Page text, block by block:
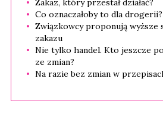
Zakaz, który przestał działać?
Co oznaczałoby to dla drogerii?
Związkowcy proponują wyższe
zakazu
Nie tylko handel. Kto jeszcze
ze zmian?
Na razie bez zmian w